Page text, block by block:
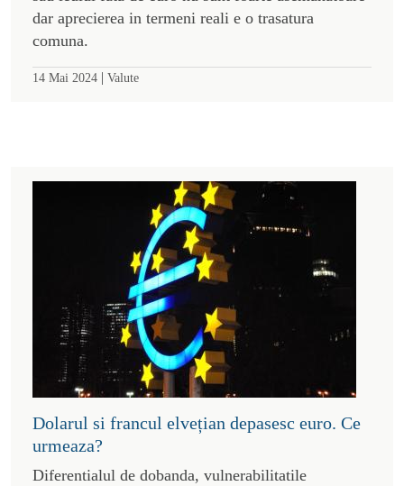
dar aprecierea in termeni reali e o trasatura
comuna.
14 Mai 2024 | Valute
Dolarul si francul elvețian depasesc euro. Ce
urmeaza?
Diferentialul de dobanda, vulnerabilitatile